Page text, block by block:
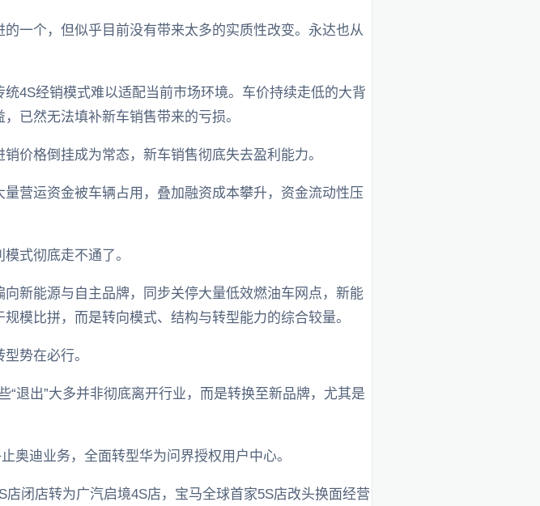
一个，但似乎目前没有带来太多的实质性改变。永达也从
4S经销模式难以适配当前市场环境。车价持续走低的大背
已然无法填补新车销售带来的亏损。
价格倒挂成为常态，新车销售彻底失去盈利能力。
营运资金被车辆占用，叠加融资成本攀升，资金流动性压
式彻底走不通了。
新能源与自主品牌，同步关停大量低效燃油车网点，新能
模比拼，而是转向模式、结构与转型能力的综合较量。
势在必行。
退出”大多并非彻底离开行业，而是转换至新品牌，尤其是
奥迪业务，全面转型华为问界授权用户中心。
闭店转为广汽启境4S店，宝马全球首家5S店改头换面经营